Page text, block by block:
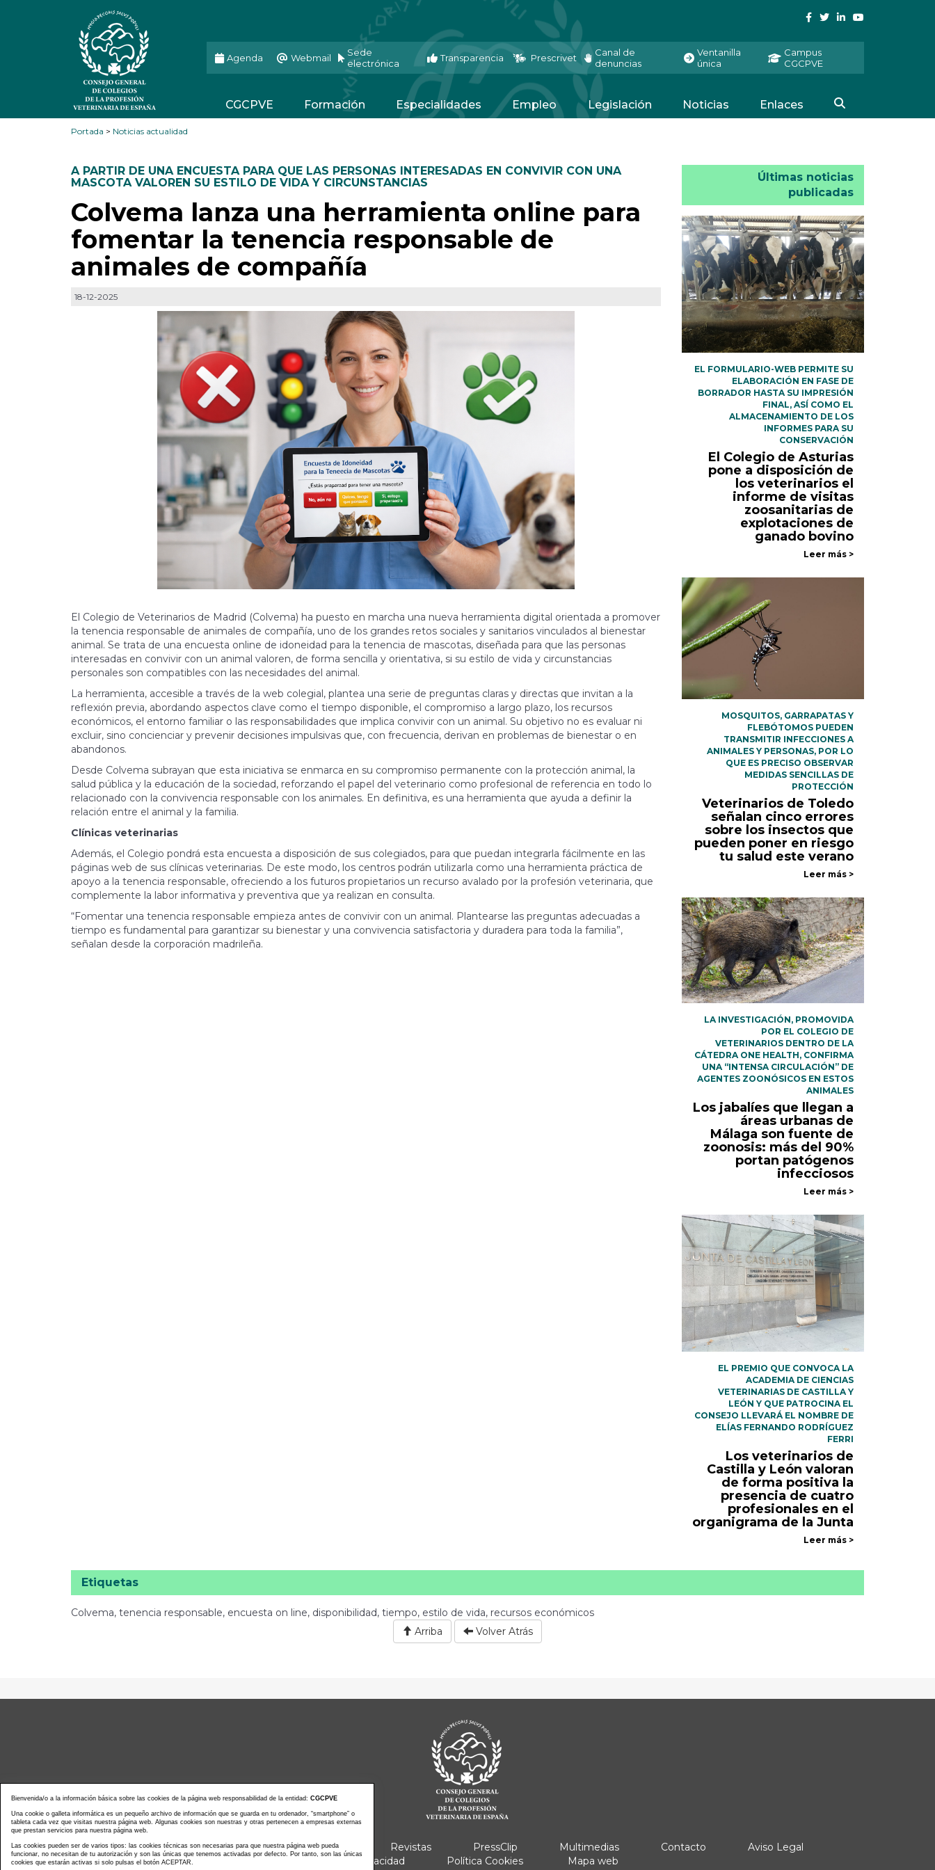
Agenda Webmail
Sede
electrónica
Transparencia Prescrivet
Canal de
denuncias
Ventanilla
única
Campus
CGCPVE
CGCPVE Formación Especialidades Empleo Legislación Noticias Enlaces
Portada > Noticias actualidad
A PARTIR DE UNA ENCUESTA PARA QUE LAS PERSONAS INTERESADAS EN CONVIVIR CON UNA
MASCOTA VALOREN SU ESTILO DE VIDA Y CIRCUNSTANCIAS
Colvema lanza una herramienta online para
fomentar la tenencia responsable de
animales de compañía
18-12-2025
El Colegio de Veterinarios de Madrid (Colvema) ha puesto en marcha una nueva herramienta digital orientada a promover
la tenencia responsable de animales de compañía, uno de los grandes retos sociales y sanitarios vinculados al bienestar
animal. Se trata de una encuesta online de idoneidad para la tenencia de mascotas, diseñada para que las personas
interesadas en convivir con un animal valoren, de forma sencilla y orientativa, si su estilo de vida y circunstancias
personales son compatibles con las necesidades del animal.
La herramienta, accesible a través de la web colegial, plantea una serie de preguntas claras y directas que invitan a la
reflexión previa, abordando aspectos clave como el tiempo disponible, el compromiso a largo plazo, los recursos
económicos, el entorno familiar o las responsabilidades que implica convivir con un animal. Su objetivo no es evaluar ni
excluir, sino concienciar y prevenir decisiones impulsivas que, con frecuencia, derivan en problemas de bienestar o en
abandonos.
Desde Colvema subrayan que esta iniciativa se enmarca en su compromiso permanente con la protección animal, la
salud pública y la educación de la sociedad, reforzando el papel del veterinario como profesional de referencia en todo lo
relacionado con la convivencia responsable con los animales. En definitiva, es una herramienta que ayuda a definir la
relación entre el animal y la familia.
Clínicas veterinarias
Además, el Colegio pondrá esta encuesta a disposición de sus colegiados, para que puedan integrarla fácilmente en las
páginas web de sus clínicas veterinarias. De este modo, los centros podrán utilizarla como una herramienta práctica de
apoyo a la tenencia responsable, ofreciendo a los futuros propietarios un recurso avalado por la profesión veterinaria, que
complemente la labor informativa y preventiva que ya realizan en consulta.
“Fomentar una tenencia responsable empieza antes de convivir con un animal. Plantearse las preguntas adecuadas a
tiempo es fundamental para garantizar su bienestar y una convivencia satisfactoria y duradera para toda la familia”,
señalan desde la corporación madrileña.
Últimas noticias
publicadas
EL FORMULARIO-WEB PERMITE SU
ELABORACIÓN EN FASE DE
BORRADOR HASTA SU IMPRESIÓN
FINAL, ASÍ COMO EL
ALMACENAMIENTO DE LOS
INFORMES PARA SU
CONSERVACIÓN
El Colegio de Asturias
pone a disposición de
los veterinarios el
informe de visitas
zoosanitarias de
explotaciones de
ganado bovino
Leer más >
MOSQUITOS, GARRAPATAS Y
FLEBÓTOMOS PUEDEN
TRANSMITIR INFECCIONES A
ANIMALES Y PERSONAS, POR LO
QUE ES PRECISO OBSERVAR
MEDIDAS SENCILLAS DE
PROTECCIÓN
Veterinarios de Toledo
señalan cinco errores
sobre los insectos que
pueden poner en riesgo
tu salud este verano
Leer más >
LA INVESTIGACIÓN, PROMOVIDA
POR EL COLEGIO DE
VETERINARIOS DENTRO DE LA
CÁTEDRA ONE HEALTH, CONFIRMA
UNA “INTENSA CIRCULACIÓN” DE
AGENTES ZOONÓSICOS EN ESTOS
ANIMALES
Los jabalíes que llegan a
áreas urbanas de
Málaga son fuente de
zoonosis: más del 90%
portan patógenos
infecciosos
Leer más >
EL PREMIO QUE CONVOCA LA
ACADEMIA DE CIENCIAS
VETERINARIAS DE CASTILLA Y
LEÓN Y QUE PATROCINA EL
CONSEJO LLEVARÁ EL NOMBRE DE
ELÍAS FERNANDO RODRÍGUEZ
FERRI
Los veterinarios de
Castilla y León valoran
de forma positiva la
presencia de cuatro
profesionales en el
organigrama de la Junta
Leer más >
Etiquetas
Colvema, tenencia responsable, encuesta on line, disponibilidad, tiempo, estilo de vida, recursos económicos
Arriba
Volver Atrás
Noticias actualidad Agenda de Actos Revistas PressClip Multimedias Contacto
Aviso Legal
Política Privacidad
Política Cookies Mapa web
Bienvenida/o a la información básica sobre las cookies de la página web responsabilidad de la entidad: CGCPVE
Una cookie o galleta informática es un pequeño archivo de información que se guarda en tu ordenador, “smartphone” o
tableta cada vez que visitas nuestra página web. Algunas cookies son nuestras y otras pertenecen a empresas externas
que prestan servicios para nuestra página web.
Las cookies pueden ser de varios tipos: las cookies técnicas son necesarias para que nuestra página web pueda
funcionar, no necesitan de tu autorización y son las únicas que tenemos activadas por defecto. Por tanto, son las únicas
cookies que estarán activas si solo pulsas el botón ACEPTAR.